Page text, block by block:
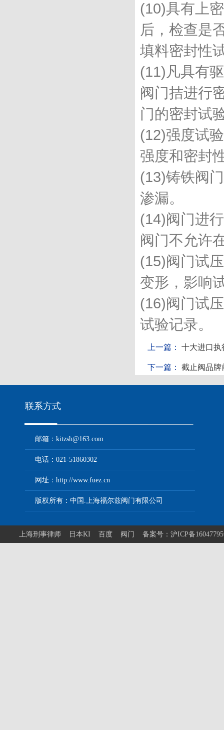
(10)具有上
后，检查是
填料密封性
(11)凡具有
阀门拮进行
门的密封试
(12)强度试
强度和密封
(13)铸铁阀
渗漏。
(14)阀门进
阀门不允许
(15)阀门试
变形，影响
(16)阀门试
试验记录。
上一篇： 十大进口执
下一篇： 截止阀品牌
联系方式
邮箱：kitzsh@163.com
电话：021-51860302
网址：http://www.fuez.cn
版权所有：中国.上海福尔兹阀门有限公司
上海刑事律师 日本KI 百度 阀门 备案号：沪ICP备